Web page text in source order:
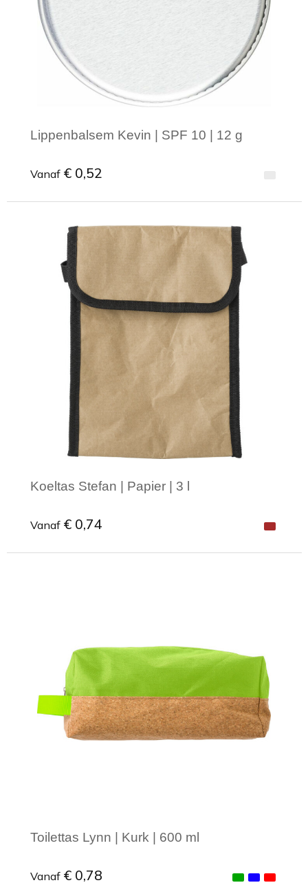
Lippenbalsem Kevin | SPF 10 | 12 g
Vanaf € 0,52
Minimale afname: 1
Koeltas Stefan | Papier | 3 l
Vanaf € 0,74
Toilettas Lynn | Kurk | 600 ml
Vanaf € 0,78